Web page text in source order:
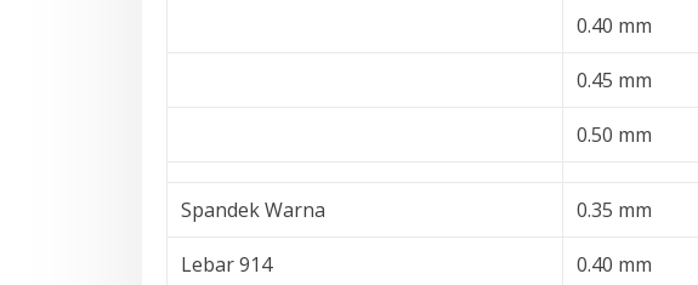
0.40 mm
0.45 mm
0.50 mm
Spandek Warna 0.35 mm
Lebar 914 0.40 mm